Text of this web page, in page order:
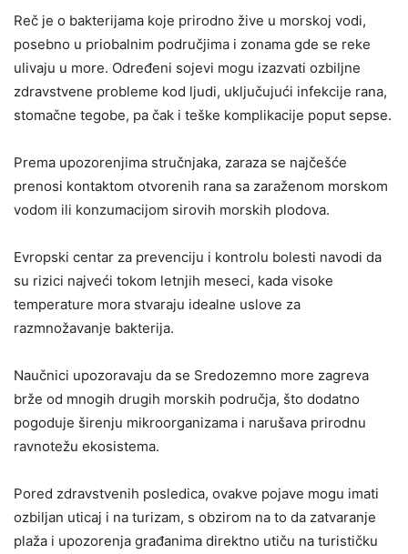
Reč je o bakterijama koje prirodno žive u morskoj vodi,
posebno u priobalnim područjima i zonama gde se reke
ulivaju u more. Određeni sojevi mogu izazvati ozbiljne
zdravstvene probleme kod ljudi, uključujući infekcije rana,
stomačne tegobe, pa čak i teške komplikacije poput sepse.
Prema upozorenjima stručnjaka, zaraza se najčešće
prenosi kontaktom otvorenih rana sa zaraženom morskom
vodom ili konzumacijom sirovih morskih plodova.
Evropski centar za prevenciju i kontrolu bolesti navodi da
su rizici najveći tokom letnjih meseci, kada visoke
temperature mora stvaraju idealne uslove za
razmnožavanje bakterija.
Naučnici upozoravaju da se Sredozemno more zagreva
brže od mnogih drugih morskih područja, što dodatno
pogoduje širenju mikroorganizama i narušava prirodnu
ravnotežu ekosistema.
Pored zdravstvenih posledica, ovakve pojave mogu imati
ozbiljan uticaj i na turizam, s obzirom na to da zatvaranje
plaža i upozorenja građanima direktno utiču na turističku